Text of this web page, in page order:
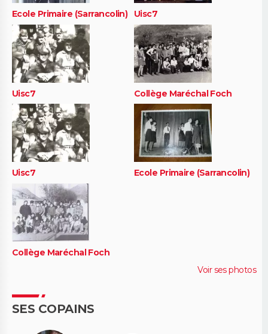
Ecole Primaire (Sarrancolin) Uisc7
Uisc7 Collège Maréchal Foch
Uisc7 Ecole Primaire (Sarrancolin)
Collège Maréchal Foch
Voir ses photos
SES COPAINS